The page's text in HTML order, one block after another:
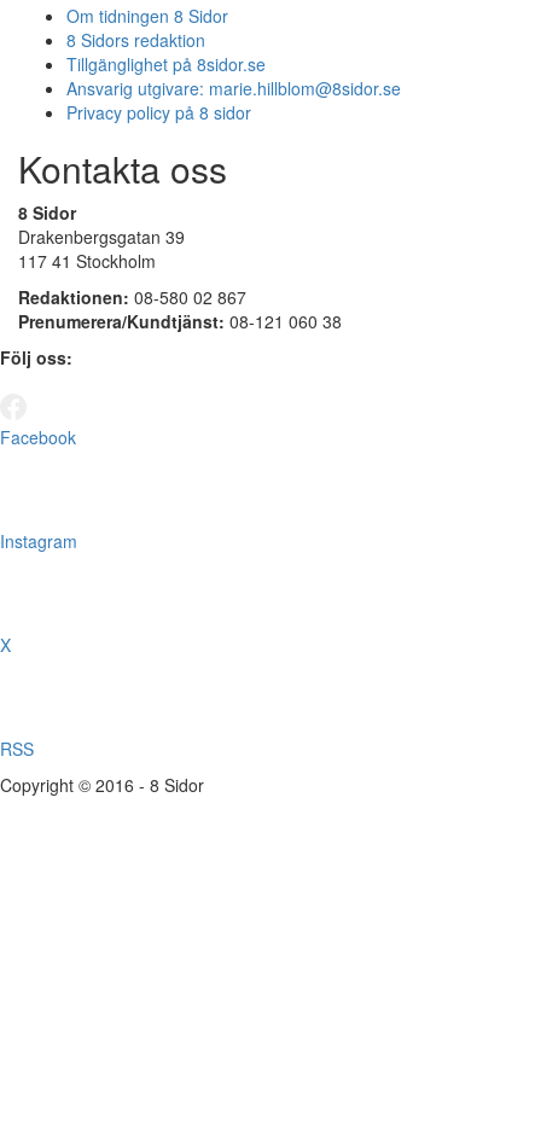
Om tidningen 8 Sidor
8 Sidors redaktion
Tillgänglighet på 8sidor.se
Ansvarig utgivare: marie.hillblom@8sidor.se
Privacy policy på 8 sidor
Kontakta oss
8 Sidor
Drakenbergsgatan 39
117 41 Stockholm
Redaktionen: 08-580 02 867
Prenumerera/Kundtjänst: 08-121 060 38
Följ oss:
Facebook
Instagram
X
RSS
Copyright © 2016 - 8 Sidor